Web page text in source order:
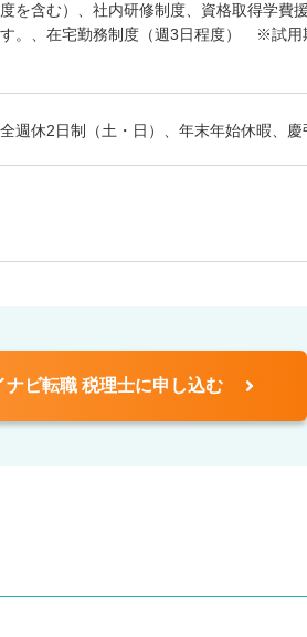
を含む）、社内研修制度、資格取得学費
。、在宅勤務制度（週3日程度） ※試
週休2日制（土・日）、年末年始休暇、
ナビ転職 税理士に申し込む